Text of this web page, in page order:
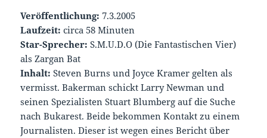
Veröffentlichung: 7.3.2005
Laufzeit: circa 58 Minuten
Star-Sprecher: S.M.U.D.O (Die Fantastischen Vier)
als Zargan Bat
Inhalt: Steven Burns und Joyce Kramer gelten als
vermisst. Bakerman schickt Larry Newman und
seinen Spezialisten Stuart Blumberg auf die Suche
nach Bukarest. Beide bekommen Kontakt zu einem
Journalisten. Dieser ist wegen eines Bericht über